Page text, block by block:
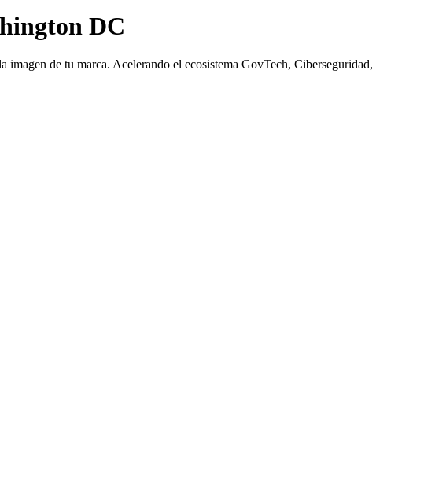
DC
de tu marca. Acelerando el ecosistema GovTech, Ciberseguridad,